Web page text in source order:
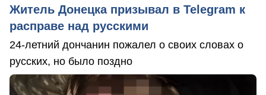
Житель Донецка призывал в Telegram к
расправе над русскими
24-летний дончанин пожалел о своих словах о
русских, но было поздно